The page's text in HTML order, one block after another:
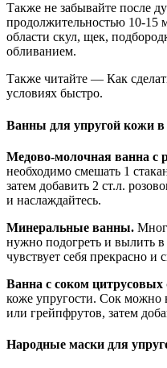
Также не забывайте после
продолжительностью 10-15
области скул, щек,
обливанием.
Также читайте — Как
условиях быстро.
Ванны для упругой кожи
Медово-молочная ванна с
необходимо смешать 1
затем добавить 2 ст.л.
и наслаждайтесь.
Минеральные ванны.
нужно подогреть и вылить
чувствует себя прекрасно и
Ванна с соком цитрусовых
коже упругости. Сок можно
или грейпфрутов, затем
Народные маски для